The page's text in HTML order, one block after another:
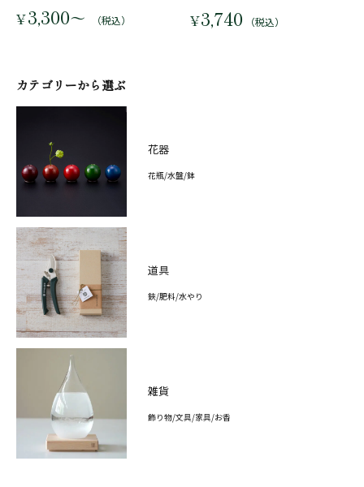
¥3,300〜 （税込） ¥3,740 （税込）
カテゴリーから選ぶ
花器
花瓶/水盤/鉢
道具
鋏/肥料/水やり
雑貨
飾り物/文具/家具/お香